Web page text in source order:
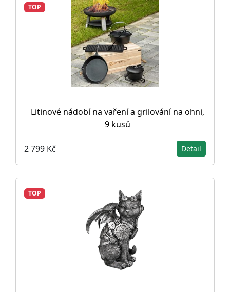
TOP
Litinové nádobí na vaření a grilování na ohni,
9 kusů
2 799 Kč Detail
TOP